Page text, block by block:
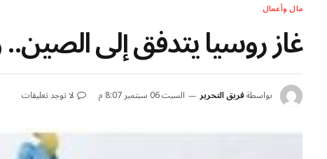
مال وأعمال
غاز روسيا يتدفق إلى
بواسطةفريق التحرير السبت 06 سبتمبر 8:07 م لا توجد تعليقات